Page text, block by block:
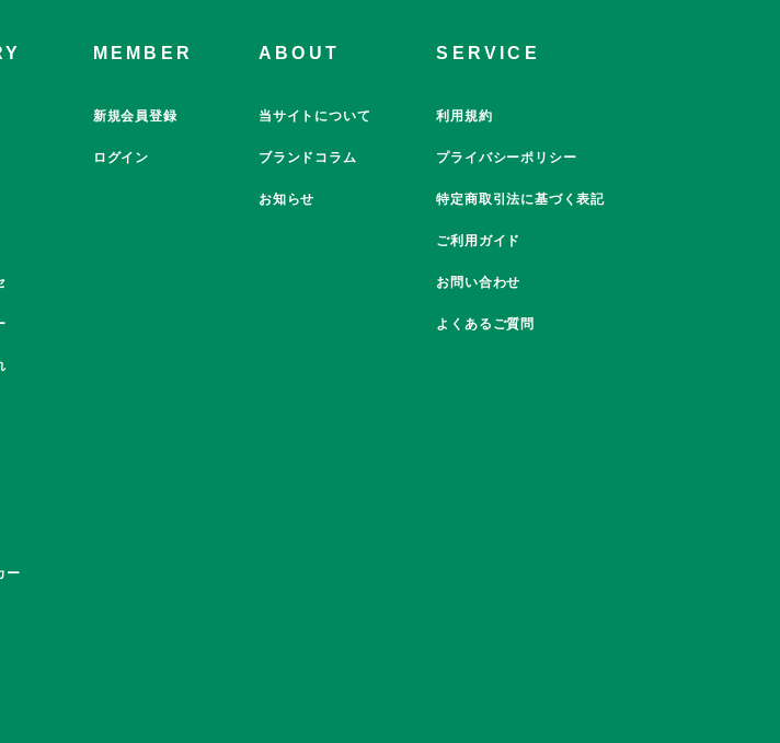
ー
MEMBER
新規会員登録
ログイン
ABOUT
当サイトについて
ブランドコラム
お知らせ
SERVICE
利用規約
プライバシーポリシー
特定商取引法に基づく表記
ご利用ガイド
お問い合わせ
よくあるご質問